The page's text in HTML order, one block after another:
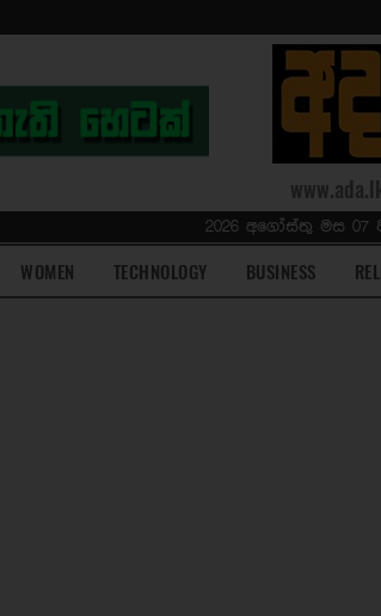
2026 අගෝස්තු මස 07
WOMEN TECHNOLOGY BUSINESS